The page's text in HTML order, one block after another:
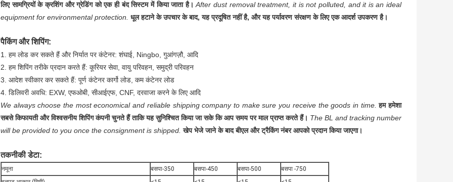
लिए सामग्रियों के क्रशिंग और ग्रेडिंग को एक ही बंद सिस्टम में किया जाता है। After dust removal treatment, it is not polluted, and it is an ideal
equipment for environmental protection. धूल हटाने के उपचार के बाद, यह प्रदूषित नहीं है, और यह पर्यावरण संरक्षण के लिए एक आदर्श उपकरण है।
पैकिंग और शिपिंग:
1. हम लोड कर सकते हैं और निर्यात पर कंटेनर: शंघाई, Ningbo, गुआंगज़ौ, आदि
2. हम शिपिंग तरीके प्रदान करते हैं: कूरियर सेवा, वायु परिवहन, समुद्री परिवहन
3. आदेश स्वीकार कर सकते हैं: पूर्ण कंटेनर कार्गो लोड, कम कंटेनर लोड
4. डिलिवरी अवधि: EXW, एफओबी, सीआईएफ, CNF, दरवाजा करने के लिए आदि
We always choose the most economical and reliable shipping company to make sure you receive the goods in time. हम हमेशा
सबसे किफायती और विश्वसनीय शिपिंग कंपनी चुनते हैं ताकि यह सुनिश्चित किया जा सके कि आप समय पर माल प्राप्त करते हैं। The BL and tracking number
will be provided to you once the consignment is shipped. खेप भेजे जाने के बाद बीएल और ट्रैकिंग नंबर आपको प्रदान किया जाएगा।
तकनीकी डेटा:
नमूना बसपा-350 बसपा-450 बसपा-500
बसपा -750